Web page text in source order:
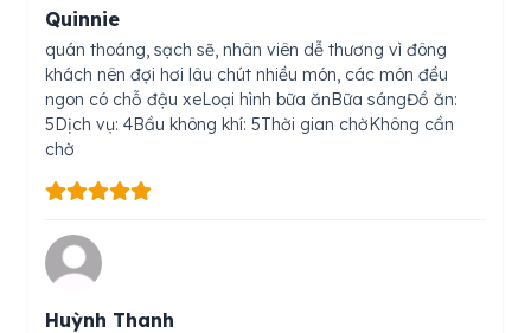
Quinnie
quán thoáng, sạch sẽ, nhân viên dễ thương vì đông
khách nên đợi hơi lâu chút nhiều món, các món đều
ngon có chỗ đậu xeLoại hình bữa ănBữa sángĐồ ăn:
5Dịch vụ: 4Bầu không khí: 5Thời gian chờKhông cần
chờ
Huỳnh Thanh